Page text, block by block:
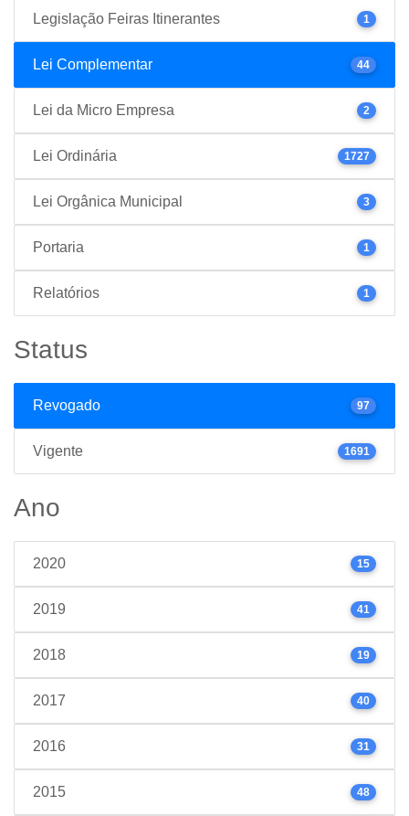
Legislação Feiras Itinerantes 1
Lei Complementar 44
Lei da Micro Empresa 2
Lei Ordinária 1727
Lei Orgânica Municipal 3
Portaria 1
Relatórios 1
Status
Revogado 97
Vigente 1691
Ano
2020 15
2019 41
2018 19
2017 40
2016 31
2015 48